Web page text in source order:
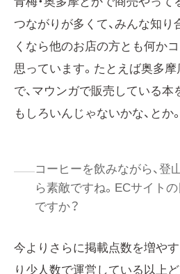
つながりが多くて、みんな知り
くなら他のお店の方とも何か
思っています。たとえば奥多
で、マウンガで販売している
もしろいんじゃないかな、とか。
コーヒーを飲みながら、登
ら素敵ですね。ECサイト
ですか？
今よりさらに掲載点数を増や
り少人数で運営している以上